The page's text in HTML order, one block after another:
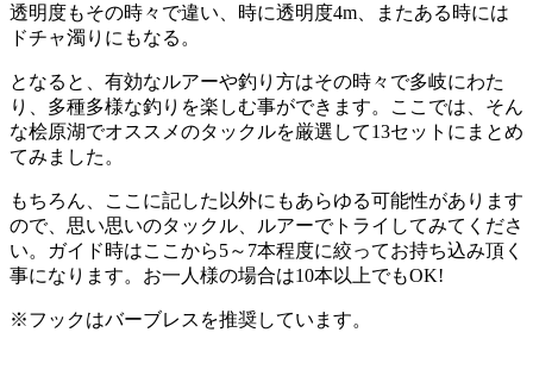
透明度もその時々で違い、時に透明度4m、またある時には
ドチャ濁りにもなる。
となると、有効なルアーや釣り方はその時々で多岐にわた
り、多種多様な釣りを楽しむ事ができます。ここでは、そん
な桧原湖でオススメのタックルを厳選して13セットにまとめ
てみました。
もちろん、ここに記した以外にもあらゆる可能性があります
ので、思い思いのタックル、ルアーでトライしてみてくださ
い。ガイド時はここから5～7本程度に絞ってお持ち込み頂く
事になります。お一人様の場合は10本以上でもOK!
※フックはバーブレスを推奨しています。